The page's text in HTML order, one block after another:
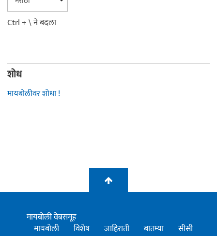
Ctrl + \ ने बदला
शोध
मायबोलीवर शोधा !
मायबोली वेबसमूह
मायबोली
विशेष जाहिराती बातम्या सीसी